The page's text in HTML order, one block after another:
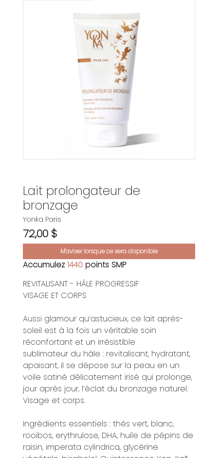
Lait prolongateur de
bronzage
Yonka Paris
72,00 $
M'aviser lorsque ce sera disponible
Accumulez1440 points SMP
REVITALISANT - HÂLE PROGRESSIF
VISAGE ET CORPS
Aussi glamour qu’astucieux, ce lait après-
soleil est à la fois un véritable soin
réconfortant et un irrésistible
sublimateur du hâle : revitalisant, hydratant,
apaisant, il se dépose sur la peau en un
voile satiné délicatement irisé qui prolonge,
jour après jour, l’éclat du bronzage naturel.
Visage et corps.
Ingrédients essentiels : thés vert, blanc,
rooibos, erythrulose, DHA, huile de pépins de
raisin, imperata cylindrica, glycérine